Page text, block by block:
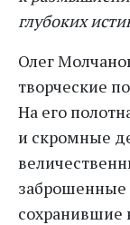
глубоких
Олег
творческие
На его
и скромные
заброшенные
сохранившие